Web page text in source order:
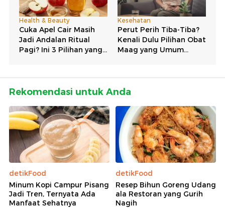
Rekomendasi untuk Anda
detikFood
Minum Kopi Campur Pisang
Jadi Tren, Ternyata Ada
Manfaat Sehatnya
detikFood
Resep Bihun Goreng Udang
ala Restoran yang Gurih
Nagih